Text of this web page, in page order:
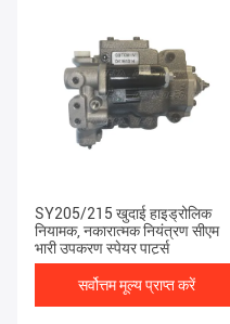
SY205/215 खुदाई हाइड्रोलिक
नियामक, नकारात्मक नियंत्रण सीएम
भारी उपकरण स्पेयर पार्ट्स
सर्वोत्तम मूल्य प्राप्त करें